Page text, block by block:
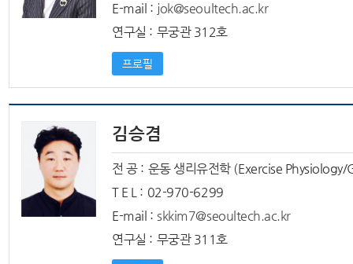
E-mail : jok@seoultech.ac.kr
연구실 : 무궁관 312호
프로필
김승겸
전 공 : 운동 생리유전학 (Exercise
T E L : 02-970-6299
E-mail : skkim7@seoultech.ac.kr
연구실 : 무궁관 311호